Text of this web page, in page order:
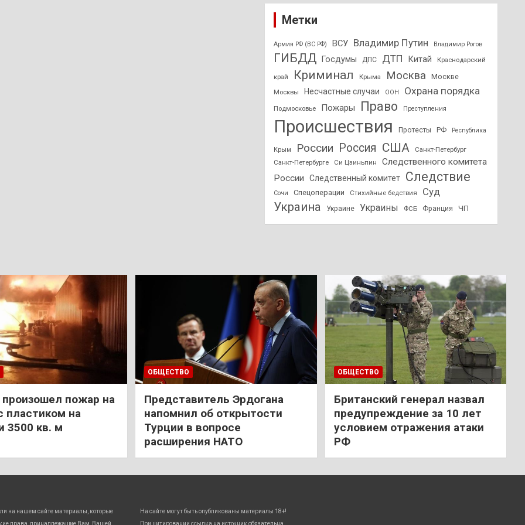
Метки
Армия РФ (ВС РФ) ВСУ Владимир Путин Владимир Рогов
ГИБДД Госдумы ДПС ДТП Китай Краснодарский
край Криминал Крыма Москва Москве
Москвы Несчастные случаи ООН Охрана порядка
Подмосковье Пожары Право Преступления
Происшествия Протесты РФ Республика
Крым России Россия США
Санкт-Петербург
Санкт-Петербурге
Си Цзиньпин
Следственного комитета
России
Следственный комитет Следствие
Сочи Спецоперации Стихийные бедствия Суд
Украина Украине Украины ФСБ Франция ЧП
пожар на
пластиком на
3500 кв. м
ОБЩЕСТВО
Представитель Эрдогана
напомнил об открытости
Турции в вопросе
расширения НАТО
ОБЩЕСТВО
Британский генерал назвал
предупреждение за 10 лет
условием отражения атаки
РФ
на нашем сайте материалы, которые
права, принадлежащие Вам, Вашей
На сайте могут быть опубликованы материалы 18+!
При цитировании ссылка на источник обязательна.